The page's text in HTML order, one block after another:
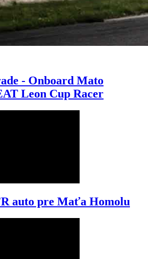
- Onboard Mato
Leon Cup Racer
auto pre Maťa Homolu